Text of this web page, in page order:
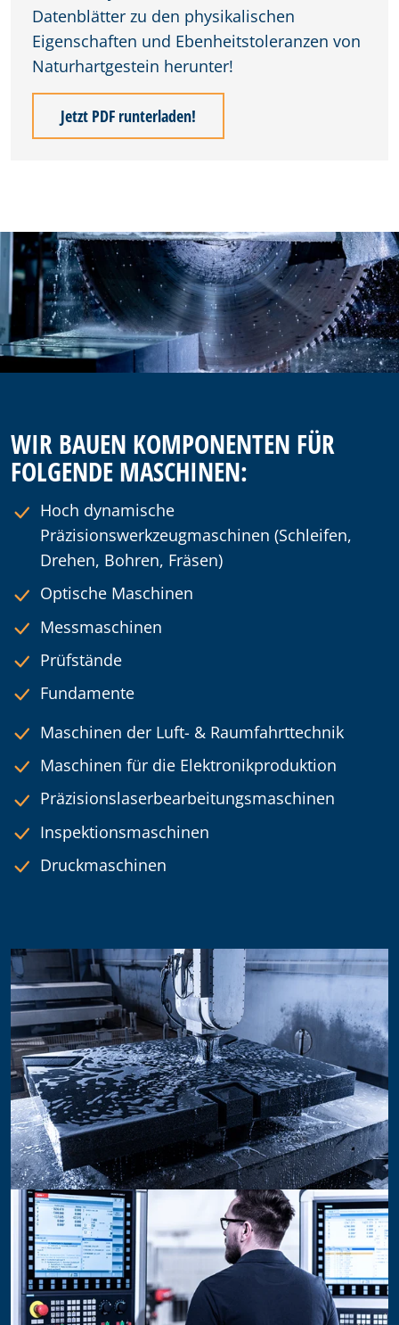
Datenblätter zu den physikalischen
Eigenschaften und Ebenheitstoleranzen von
Naturhartgestein herunter!
Jetzt PDF runterladen!
WIR BAUEN KOMPONENTEN FÜR
FOLGENDE MASCHINEN:
Hoch dynamische
Präzisionswerkzeugmaschinen (Schleifen,
Drehen, Bohren, Fräsen)
Optische Maschinen
Messmaschinen
Prüfstände
Fundamente
Maschinen der Luft- & Raumfahrttechnik
Maschinen für die Elektronikproduktion
Präzisions­laser­bearbeitungs­maschinen
Inspektions­maschinen
Druckmaschinen